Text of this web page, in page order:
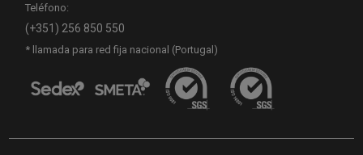
Teléfono:
(+351) 256 850 550
* llamada para red fija nacional (Portugal)